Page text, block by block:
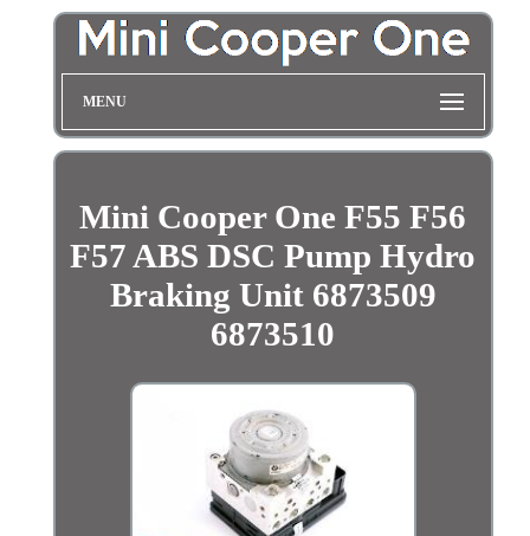
MENU
Mini Cooper One F55 F56
F57 ABS DSC Pump Hydro
Braking Unit 6873509
6873510